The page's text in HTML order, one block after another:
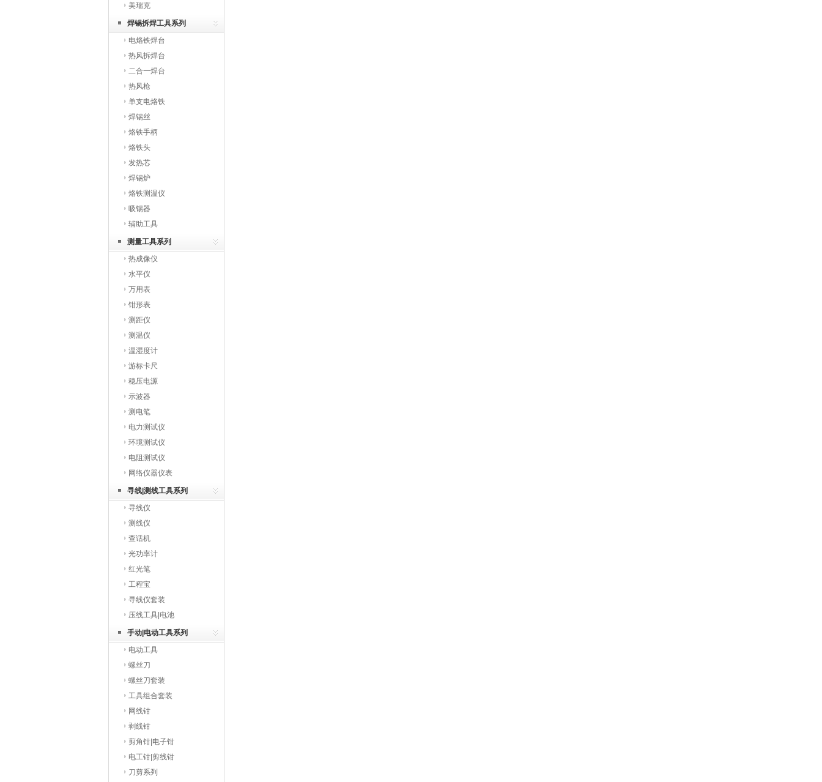
美瑞克
焊锡拆焊工具系列
电烙铁焊台
热风拆焊台
二合一焊台
热风枪
单支电烙铁
焊锡丝
烙铁手柄
烙铁头
发热芯
焊锡炉
烙铁测温仪
吸锡器
辅助工具
测量工具系列
热成像仪
水平仪
万用表
钳形表
测距仪
测温仪
温湿度计
游标卡尺
稳压电源
示波器
测电笔
电力测试仪
环境测试仪
电阻测试仪
网络仪器仪表
寻线|测线工具系列
寻线仪
测线仪
查话机
光功率计
红光笔
工程宝
寻线仪套装
压线工具|电池
手动|电动工具系列
电动工具
螺丝刀
螺丝刀套装
工具组合套装
网线钳
剥线钳
剪角钳|电子钳
电工钳|剪线钳
刀剪系列